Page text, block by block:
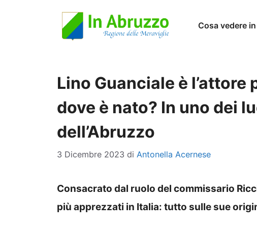
Cosa vedere
Lino Guanciale è l’attore
dove è nato? In uno dei
dell’Abruzzo
3 Dicembre 2023 di Antonella Acernese
Consacrato dal ruolo del commissario
più apprezzati in Italia: tutto sulle sue